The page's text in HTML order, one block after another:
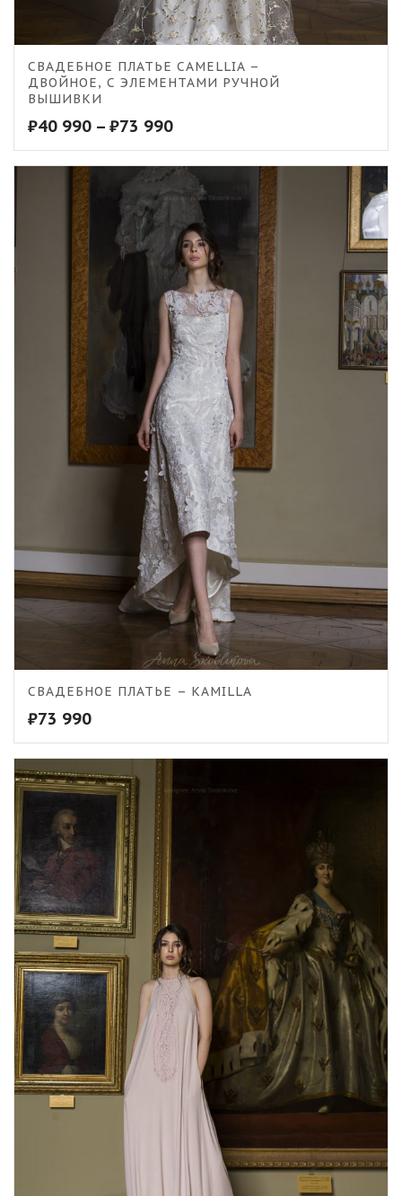
СВАДЕБНОЕ ПЛАТЬЕ CAMELLIA –
ДВОЙНОЕ, С ЭЛЕМЕНТАМИ РУЧНОЙ
ВЫШИВКИ
₽40 990 – ₽73 990
СВАДЕБНОЕ ПЛАТЬЕ – KAMILLA
₽73 990